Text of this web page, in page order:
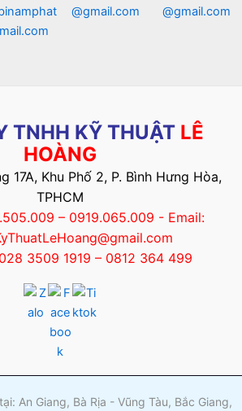
@gmail.com
@gmail.com
TNHH KỸ THUẬT LÊ
HOÀNG
17A, Khu Phố 2, P. Bình Hưng Hòa,
TPHCM
– 0919.065.009 - Email:
3509 1919 – 0812 364 499
An Giang, Bà Rịa - Vũng Tàu, Bắc Giang,